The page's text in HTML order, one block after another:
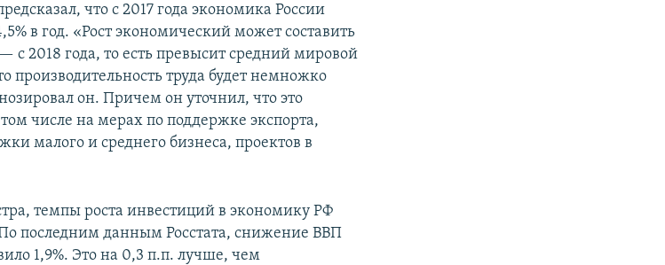
что с 2017 года экономика России
в год. «Рост экономический может составить
с 2018 года, то есть превысит средний мировой
производительность труда будет немножко
он. Причем он уточнил, что это
числе на мерах по поддержке экспорта,
малого и среднего бизнеса, проектов в
темпы роста инвестиций в экономику РФ
По последним данным Росстата, снижение ВВП
1,9%. Это на 0,3 п.п. лучше, чем